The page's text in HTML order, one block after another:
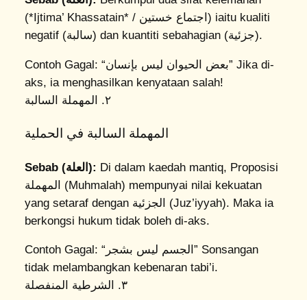
(*Ijtima’ Khassatain* / اجتماع خستين) iaitu kualiti
negatif (سالبة) dan kuantiti sebahagian (جزئية).
Contoh Gagal: “بعض الحيوان ليس بإنسان” Jika di-
aks, ia menghasilkan kenyataan salah!
٢. المهملة السالبة
المهملة السالبة في الحملية
Sebab (العلة): Di dalam kaedah mantiq, Proposisi
المهملة (Muhmalah) mempunyai nilai kekuatan
yang setaraf dengan الجزئية (Juz’iyyah). Maka ia
berkongsi hukum tidak boleh di-aks.
Contoh Gagal: “الجسم ليس بشجر” Sonsangan
tidak melambangkan kebenaran tabi’i.
٣. الشرطية المنفصلة